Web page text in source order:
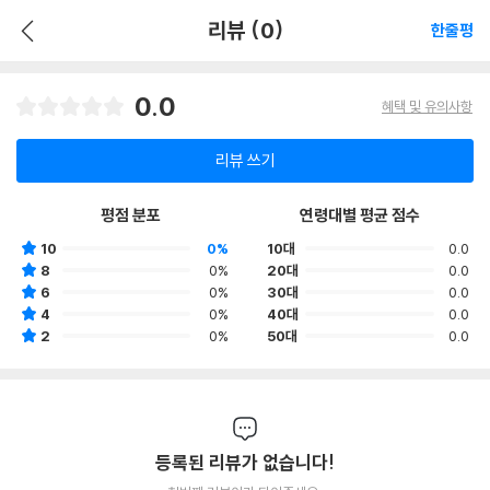
리뷰 (0) 한줄평
0.0 혜택 및 유의사항
리뷰 쓰기
평점 분포
10
0%
8
0%
6
0%
4
0%
2
0%
연령대별 평균 점수
10대
0.0
20대
0.0
30대
0.0
40대
0.0
50대
0.0
등록된 리뷰가 없습니다!